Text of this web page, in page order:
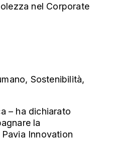
nel Corporate
Sostenibilità,
– ha dichiarato
la
Innovation